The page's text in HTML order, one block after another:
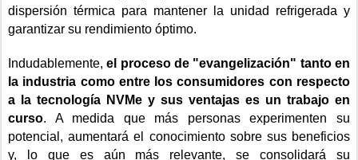
dispersión térmica para mantener la unidad refrigerada y
garantizar su rendimiento óptimo.
Indudablemente, el proceso de "evangelización" tanto en
la industria como entre los consumidores con respecto
a la tecnología NVMe y sus ventajas es un trabajo en
curso. A medida que más personas experimenten su
potencial, aumentará el conocimiento sobre sus beneficios
y, lo que es aún más relevante, se consolidará su